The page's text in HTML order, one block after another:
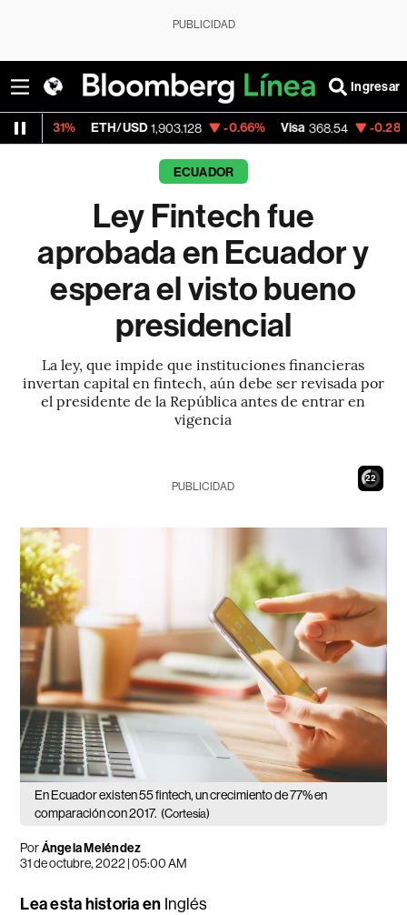
PUBLICIDAD
Ingresar
ETH/USD 1,903.128 -0.66% Visa 368.54 -0.28%
ECUADOR
Ley Fintech fue
aprobada en Ecuador y
espera el visto bueno
presidencial
La ley, que impide que instituciones financieras
invertan capital en fintech, aún debe ser revisada por
el presidente de la República antes de entrar en
vigencia
21
PUBLICIDAD
En Ecuador existen 55 fintech, un crecimiento de 77% en
comparación con 2017. (Cortesía)
PorÁngela Meléndez
31 de octubre, 2022 | 05:00 AM
Lea esta historia en Inglés